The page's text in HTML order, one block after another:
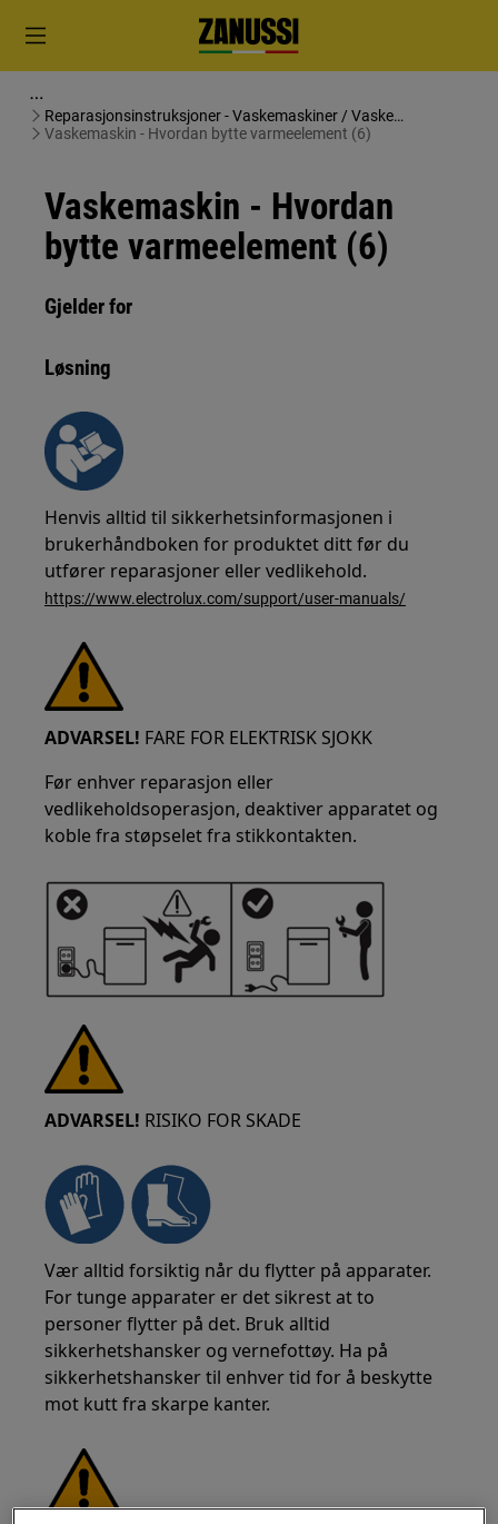
Reparasjonsinstruksjoner - Vaskemaskiner / Vaske
tørketromler
Vaskemaskin - Hvordan bytte varmeelement (6)
Vaskemaskin - Hvordan
bytte varmeelement (6)
Gjelder for
Løsning
Henvis alltid til sikkerhetsinformasjonen i
brukerhåndboken for produktet ditt før du
utfører reparasjoner eller vedlikehold.
https://www.electrolux.com/support/user-manuals/
ADVARSEL! FARE FOR ELEKTRISK SJOKK
Før enhver reparasjon eller
vedlikeholdsoperasjon, deaktiver apparatet og
koble fra støpselet fra stikkontakten.
ADVARSEL! RISIKO FOR SKADE
Vær alltid forsiktig når du flytter på apparater.
For tunge apparater er det sikrest at to
personer flytter på det. Bruk alltid
sikkerhetshansker og vernefottøy. Ha på
sikkerhetshansker til enhver tid for å beskytte
mot kutt fra skarpe kanter.